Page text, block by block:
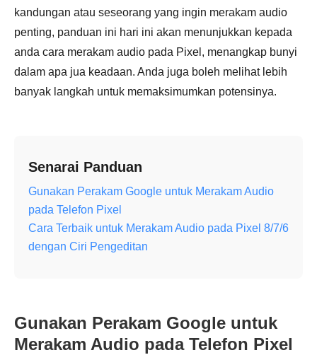
kandungan atau seseorang yang ingin merakam audio
penting, panduan ini hari ini akan menunjukkan kepada
anda cara merakam audio pada Pixel, menangkap bunyi
dalam apa jua keadaan. Anda juga boleh melihat lebih
banyak langkah untuk memaksimumkan potensinya.
Senarai Panduan
Gunakan Perakam Google untuk Merakam Audio
pada Telefon Pixel
Cara Terbaik untuk Merakam Audio pada Pixel 8/7/6
dengan Ciri Pengeditan
Gunakan Perakam Google untuk
Merakam Audio pada Telefon Pixel